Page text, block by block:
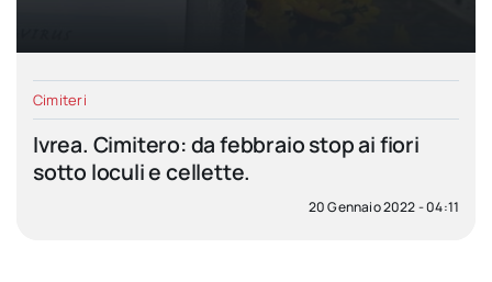
Cimiteri
Ivrea. Cimitero: da febbraio stop ai fiori
sotto loculi e cellette.
20 Gennaio 2022 - 04:11